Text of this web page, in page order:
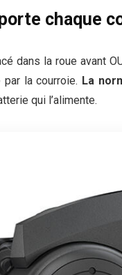
chaque
dans la roue avant
la courroie. La
qui l’alimente.